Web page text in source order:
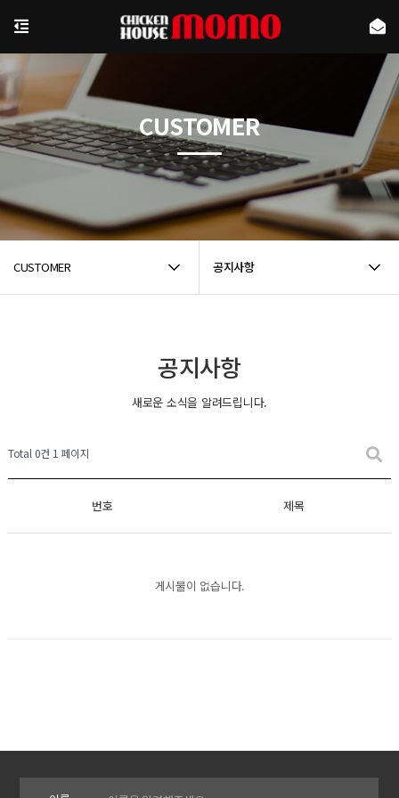
CUSTOMER 공지사항
CUSTOMER
공지사항
새로운 소식을 알려드립니다.
Total 0건 1 페이지
번호 제목
게시물이 없습니다.